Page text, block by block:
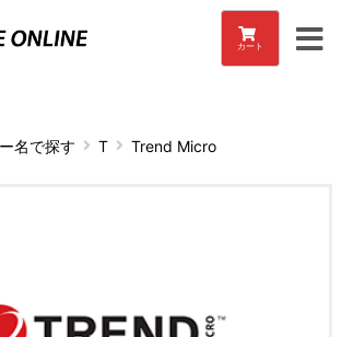
カート
名で探す T Trend Micro